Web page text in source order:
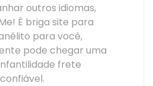
outros idiomas,
É briga site para
para você,
pode chegar uma
frete